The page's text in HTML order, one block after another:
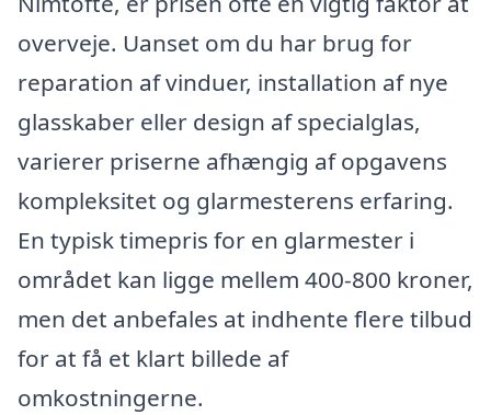
overveje. Uanset om du har brug for
reparation af vinduer, installation af nye
glasskaber eller design af specialglas,
varierer priserne afhængig af opgavens
kompleksitet og glarmesterens erfaring.
En typisk timepris for en glarmester i
området kan ligge mellem 400-800 kroner,
men det anbefales at indhente flere tilbud
for at få et klart billede af
omkostningerne.